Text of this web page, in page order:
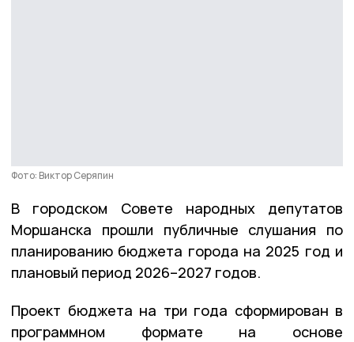
Фото: Виктор Серяпин
В городском Совете народных депутатов
Моршанска прошли публичные слушания по
планированию бюджета города на 2025 год и
плановый период 2026–2027 годов.
Проект бюджета на три года сформирован в
программном формате на основе